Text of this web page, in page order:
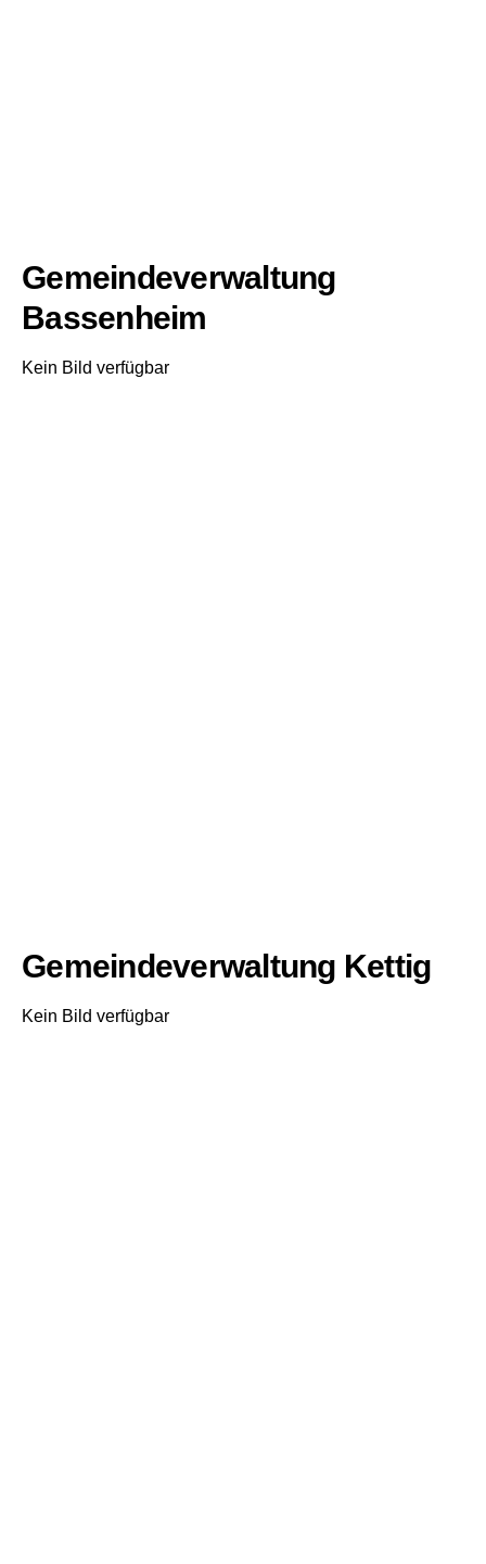
Gemeindeverwaltung
Bassenheim
Kein Bild verfügbar
Gemeindeverwaltung Kettig
Kein Bild verfügbar